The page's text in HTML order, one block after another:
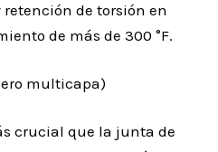
de torsión en
de más de 300 °F.
multicapa)
crucial que la junta de